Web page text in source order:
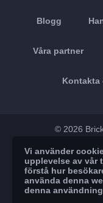
Blogg
Våra partner
Kontakta
© 2026
App
Vi använder
upplevelse av vår
förstå hur
använda denna
denna